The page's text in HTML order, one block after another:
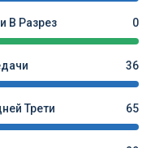
В Разрез 0
36
Трети 65